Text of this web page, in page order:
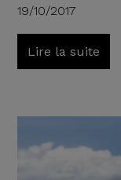
19/10/2017
Lire la suite